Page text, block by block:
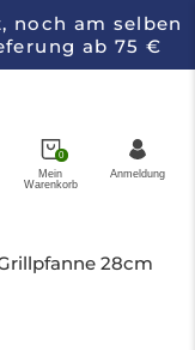
noch am selben
ab 75 €
0
Mein
Warenkorb
Anmeldung
28cm